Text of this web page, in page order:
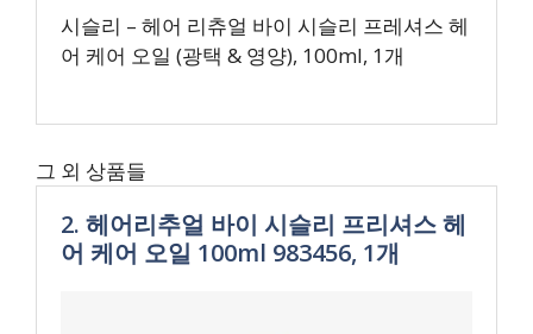
시슬리 – 헤어 리츄얼 바이 시슬리 프레셔스 헤
어 케어 오일 (광택 & 영양), 100ml, 1개
그 외 상품들
2. 헤어리추얼 바이 시슬리 프리셔스 헤
어 케어 오일 100ml 983456, 1개